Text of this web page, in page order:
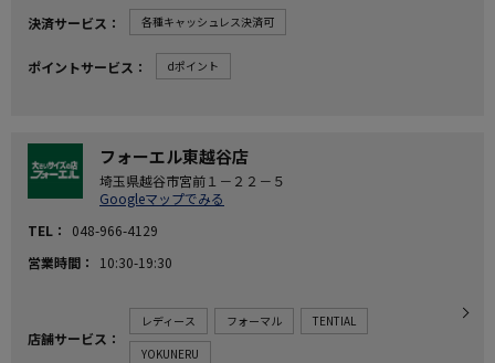
決済サービス 各種キャッシュレス決済可
ポイントサービス dポイント
フォーエル東越谷店
埼玉県越谷市宮前１－２２－５
Googleマップでみる
TEL
048-966-4129
営業時間
10:30-19:30
店舗サービス
レディース フォーマル
TENTIAL
YOKUNERU